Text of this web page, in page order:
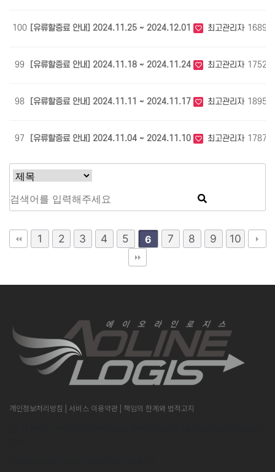
100 [유류할증료 안내] 2024.11.25 ~ 2024.12.01 최고관리자 1689
99 [유류할증료 안내] 2024.11.18 ~ 2024.11.24 최고관리자 1752
98 [유류할증료 안내] 2024.11.11 ~ 2024.11.17 최고관리자 1895
97 [유류할증료 안내] 2024.11.04 ~ 2024.11.10 최고관리자 1787
1 2 3 4 5 6 7 8 9 10
개인정보처리방침 | 서비스 이용약관 | 책임의 한계와 법적고지